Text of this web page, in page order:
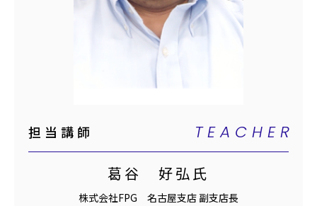
担当講師 TEACHER
葛谷 好弘氏
株式会社FPG 名古屋支店 副支店長